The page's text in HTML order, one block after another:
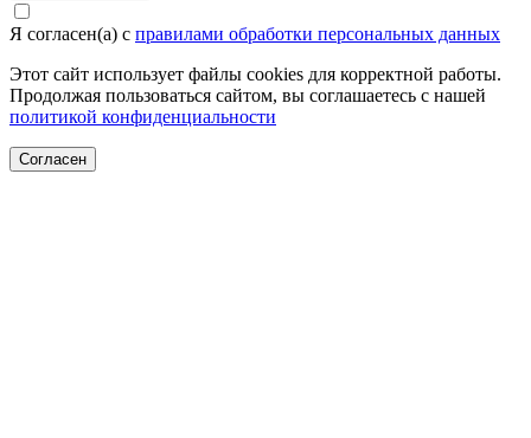
Я согласен(а) c правилами обработки персональных данных
Этот сайт использует файлы cookies для корректной работы.
Продолжая пользоваться сайтом, вы соглашаетесь с нашей
политикой конфиденциальности
Согласен